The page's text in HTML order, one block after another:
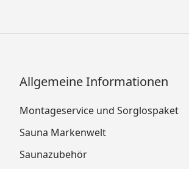
Allgemeine Informationen
Montageservice und Sorglospaket
Sauna Markenwelt
Saunazubehör